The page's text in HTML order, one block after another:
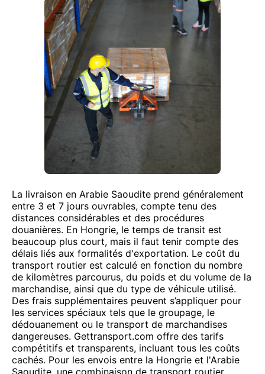
La livraison en Arabie Saoudite prend généralement
entre 3 et 7 jours ouvrables, compte tenu des
distances considérables et des procédures
douanières. En Hongrie, le temps de transit est
beaucoup plus court, mais il faut tenir compte des
délais liés aux formalités d'exportation. Le coût du
transport routier est calculé en fonction du nombre
de kilomètres parcourus, du poids et du volume de la
marchandise, ainsi que du type de véhicule utilisé.
Des frais supplémentaires peuvent s’appliquer pour
les services spéciaux tels que le groupage, le
dédouanement ou le transport de marchandises
dangereuses. Gettransport.com offre des tarifs
compétitifs et transparents, incluant tous les coûts
cachés. Pour les envois entre la Hongrie et l'Arabie
Saoudite, une combinaison de transport routier,